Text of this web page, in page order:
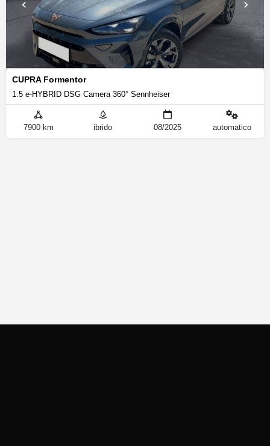
CUPRA Formentor
1.5 e-HYBRID DSG Camera 360° Sennheiser
7900 km ibrido 08/2025 automatico